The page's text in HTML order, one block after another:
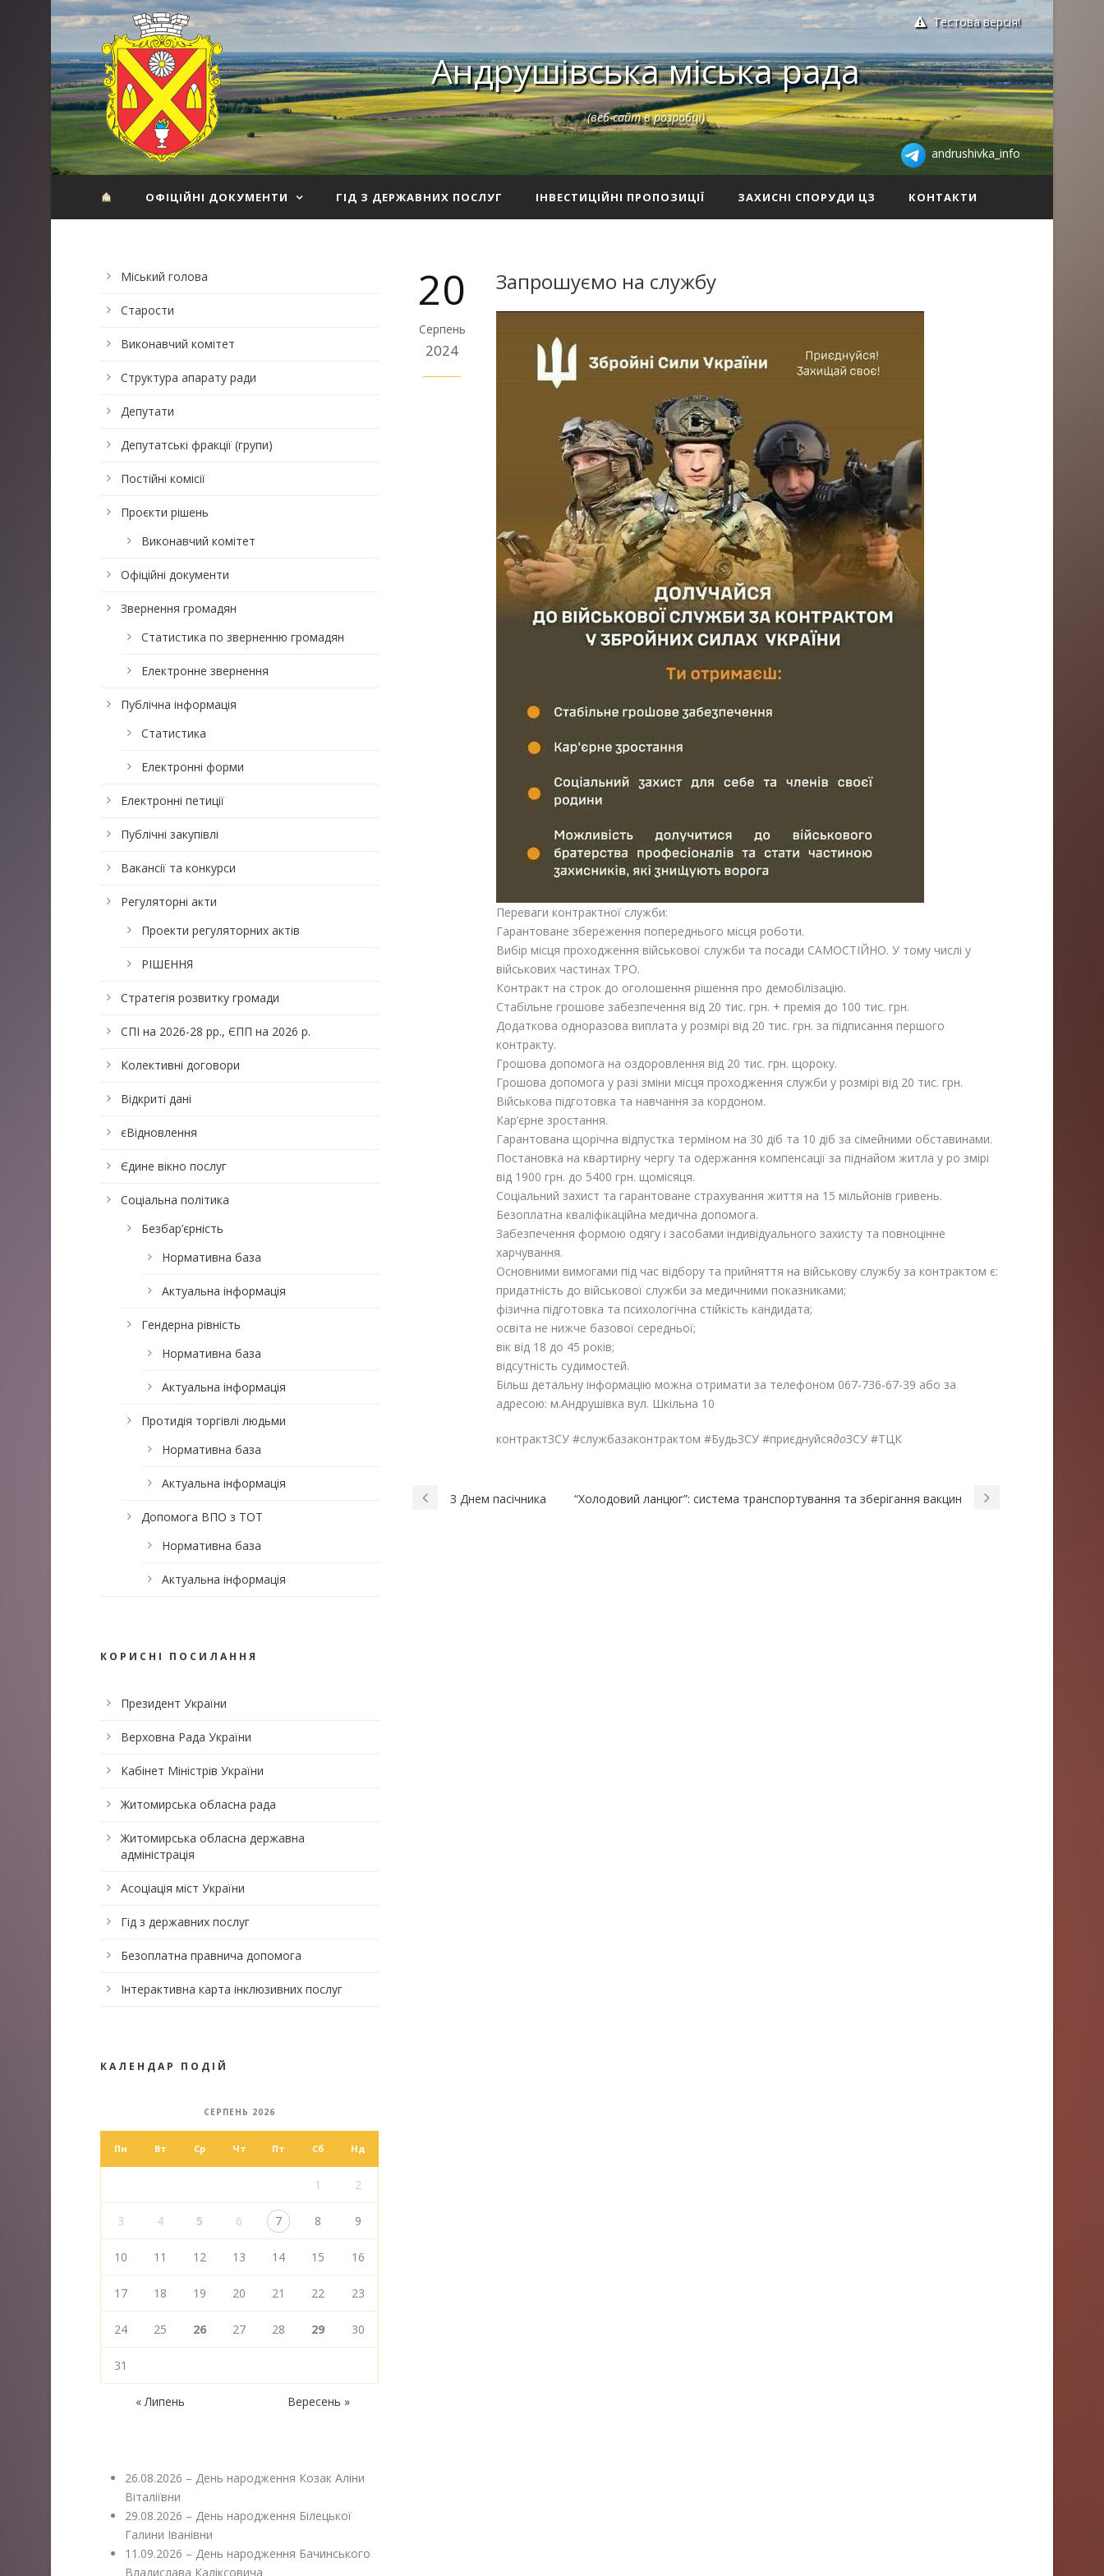
Тестова версія!
Андрушівська міська рада
(веб-сайт в розробці)
andrushivka_info
ОФІЦІЙНІ ДОКУМЕНТИ ГІД З ДЕРЖАВНИХ ПОСЛУГ ІНВЕСТИЦІЙНІ ПРОПОЗИЦІЇ ЗАХИСНІ СПОРУДИ ЦЗ КОНТАКТИ
20
Серпень
2024
Запрошуємо на службу
Переваги контрактної служби:
Гарантоване збереження попереднього місця роботи.
Вибір місця проходження військової служби та посади САМОСТІЙНО. У тому числі у
військових частинах ТРО.
Контракт на строк до оголошення рішення про демобілізацію.
Стабільне грошове забезпечення від 20 тис. грн. + премія до 100 тис. грн.
Додаткова одноразова виплата у розмірі від 20 тис. грн. за підписання першого
контракту.
Грошова допомога на оздоровлення від 20 тис. грн. щороку.
Грошова допомога у разі зміни місця проходження служби у розмірі від 20 тис. грн.
Військова підготовка та навчання за кордоном.
Кар’єрне зростання.
Гарантована щорічна відпустка терміном на 30 діб та 10 діб за сімейними обставинами.
Постановка на квартирну чергу та одержання компенсації за піднайом житла у ро змірі
від 1900 грн. до 5400 грн. щомісяця.
Соціальний захист та гарантоване страхування життя на 15 мільйонів гривень.
Безоплатна кваліфікаційна медична допомога.
Забезпечення формою одягу і засобами індивідуального захисту та повноцінне
харчування.
Основними вимогами під час відбору та прийняття на військову службу за контрактом є:
придатність до військової служби за медичними показниками;
фізична підготовка та психологічна стійкість кандидата;
освіта не нижче базової середньої;
вік від 18 до 45 років;
відсутність судимостей.
Більш детальну інформацію можна отримати за телефоном 067-736-67-39 або за
адресою: м.Андрушівка вул. Шкільна 10
контрактЗСУ #службазаконтрактом #БудьЗСУ #приєднуйсядоЗСУ #ТЦК
З Днем пасічника “Холодовий ланцюг”: система транспортування та зберігання вакцин
Міський голова
Старости
Виконавчий комітет
Структура апарату ради
Депутати
Депутатські фракції (групи)
Постійні комісії
Проєкти рішень
Виконавчий комітет
Офіційні документи
Звернення громадян
Статистика по зверненню громадян
Електронне звернення
Публічна інформація
Статистика
Електронні форми
Електронні петиції
Публічні закупівлі
Вакансії та конкурси
Регуляторні акти
Проекти регуляторних актів
РІШЕННЯ
Стратегія розвитку громади
СПІ на 2026-28 рр., ЄПП на 2026 р.
Колективні договори
Відкриті дані
єВідновлення
Єдине вікно послуг
Соціальна політика
Безбар’єрність
Нормативна база
Актуальна інформація
Гендерна рівність
Нормативна база
Актуальна інформація
Протидія торгівлі людьми
Нормативна база
Актуальна інформація
Допомога ВПО з ТОТ
Нормативна база
Актуальна інформація
КОРИСНІ ПОСИЛАННЯ
Президент України
Верховна Рада України
Кабінет Міністрів України
Житомирська обласна рада
Житомирська обласна державна
адміністрація
Асоціація міст України
Гід з державних послуг
Безоплатна правнича допомога
Інтерактивна карта інклюзивних послуг
КАЛЕНДАР ПОДІЙ
СЕРПЕНЬ 2026
Пн Вт Ср Чт Пт Сб Нд
1 2
3 4 5 6 7 8 9
10 11 12 13 14 15 16
17 18 19 20 21 22 23
24 25 26 27 28 29 30
31
« Липень Вересень »
26.08.2026 – День народження Козак Аліни
Віталіївни
29.08.2026 – День народження Білецької
Галини Іванівни
11.09.2026 – День народження Бачинського
Владислава Каліксовича